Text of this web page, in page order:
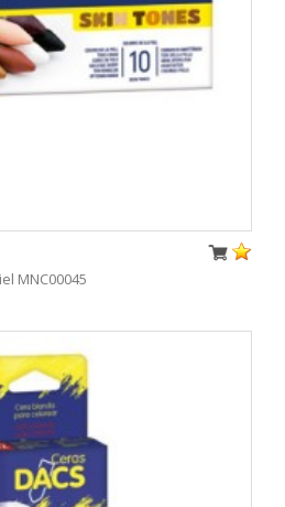
MNC00045